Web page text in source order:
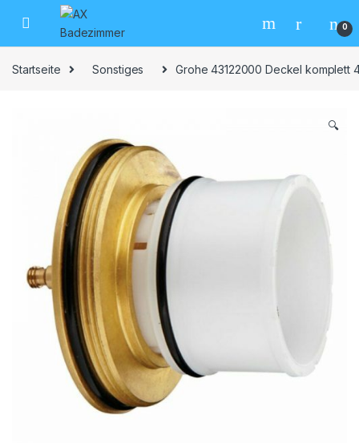
Skip to navigation
Skip to content
0
Startseite Sonstiges Grohe 43122000 Deckel komplett
🔍